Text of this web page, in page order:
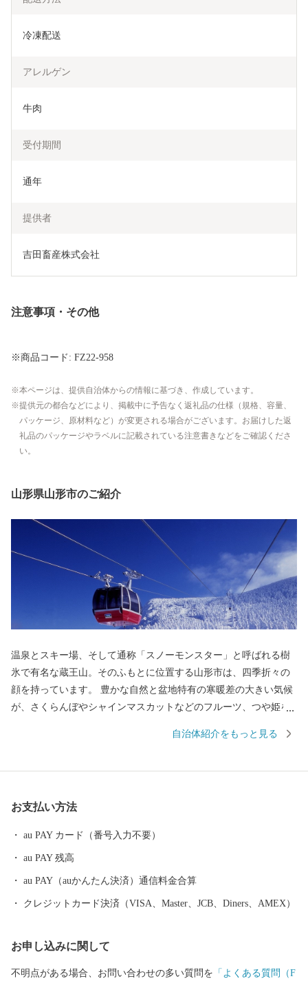
冷凍配送
アレルゲン
牛肉
受付期間
通年
提供者
吉田畜産株式会社
注意事項・その他
※商品コード: FZ22-958
本ページは、提供自治体からの情報に基づき、作成しています。
提供元の都合などにより、掲載中に予告なく返礼品の仕様（規格、容量、
パッケージ、原材料など）が変更される場合がございます。お届けした返
礼品のパッケージやラベルに記載されている注意書きなどをご確認くださ
い。
山形県山形市のご紹介
温泉とスキー場、そして通称「スノーモンスター」と呼ばれる樹
氷で有名な蔵王山。そのふもとに位置する山形市は、四季折々の
顔を持っています。 豊かな自然と盆地特有の寒暖差の大きい気候
が、さくらんぼやシャインマスカットなどのフルーツ、つや姫を
どの「山形ブランド」を生み出しています。 街中には商家の蔵や
は山形市が有する映像文化を育む環境が高い評価を受け、日本で
である山形交響楽団が活動しています。 平成３１年４月には中核
市に移行し、保健所を開設するなど、県都としても発展を続けて
自治体紹介をもっと見る
お支払い方法
au PAY カード（番号入力不要）
au PAY 残高
au PAY（auかんたん決済）通信料金合算
クレジットカード決済（VISA、Master、JCB、Diners、AMEX）
お申し込みに関して
不明点がある場合、お問い合わせの多い質問を 「よくある質問（F